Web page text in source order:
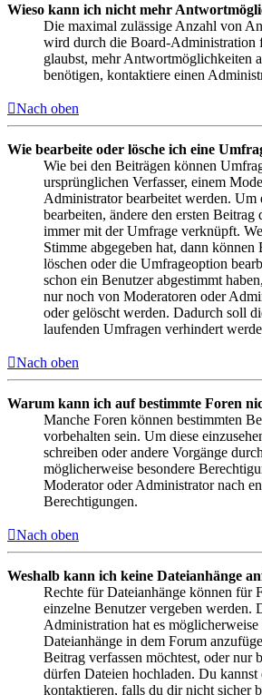
Wieso kann ich nicht mehr
Die maximal zulässige Anzahl von
wird durch die Board-Administration
glaubst, mehr Antwortmöglichkeiten
benötigen, kontaktiere einen
Nach oben
Wie bearbeite oder lösche ich eine
Wie bei den Beiträgen können
ursprünglichen Verfasser, einem
Administrator bearbeitet werden. Um
bearbeiten, ändere den ersten Beitrag
immer mit der Umfrage verknüpft.
Stimme abgegeben hat, dann
löschen oder die Umfrageoption
schon ein Benutzer abgestimmt
nur noch von Moderatoren oder
oder gelöscht werden. Dadurch soll
laufenden Umfragen verhindert
Nach oben
Warum kann ich auf bestimmte Foren
Manche Foren können bestimmten
vorbehalten sein. Um diese
schreiben oder andere Vorgänge
möglicherweise besondere
Moderator oder Administrator nach
Berechtigungen.
Nach oben
Weshalb kann ich keine Dateianhänge
Rechte für Dateianhänge können für
einzelne Benutzer vergeben werden.
Administration hat es möglicherweise
Dateianhänge in dem Forum
Beitrag verfassen möchtest, oder nur
dürfen Dateien hochladen. Du
kontaktieren, falls du dir nicht sicher